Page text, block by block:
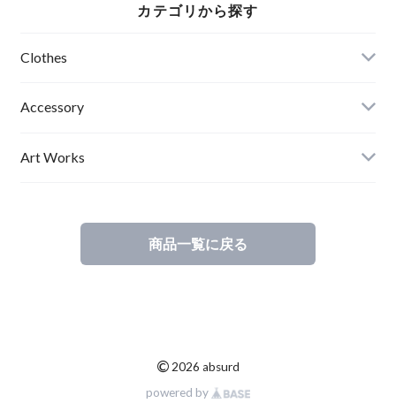
ープ アブサード
カテゴリから探す
Clothes
Mens
Ladies
Accessory
Art Works
商品一覧に戻る
© 2026 absurd
powered by